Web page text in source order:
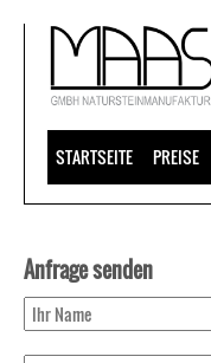
STARTSEITE PREISE
Anfrage senden